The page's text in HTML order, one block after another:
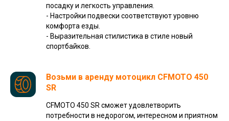
посадку и легкость управления.
- Настройки подвески соответствуют уровню
комфорта езды.
- Выразительная стилистика в стиле новый
спортбайков.
Возьми в аренду мотоцикл CFMOTO 450
SR
CFMOTO 450 SR сможет удовлетворить
потребности в недорогом, интересном и приятном